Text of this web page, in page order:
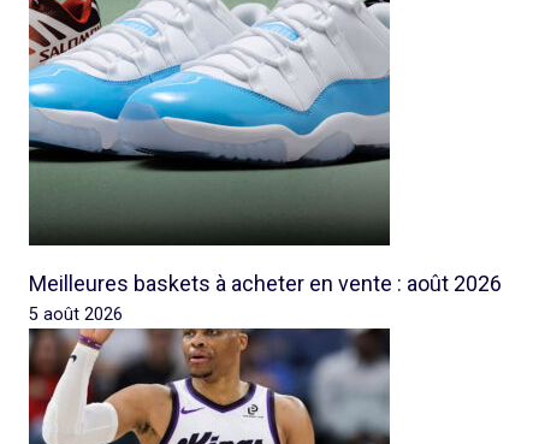
Meilleures baskets à acheter en vente : août 2026
5 août 2026